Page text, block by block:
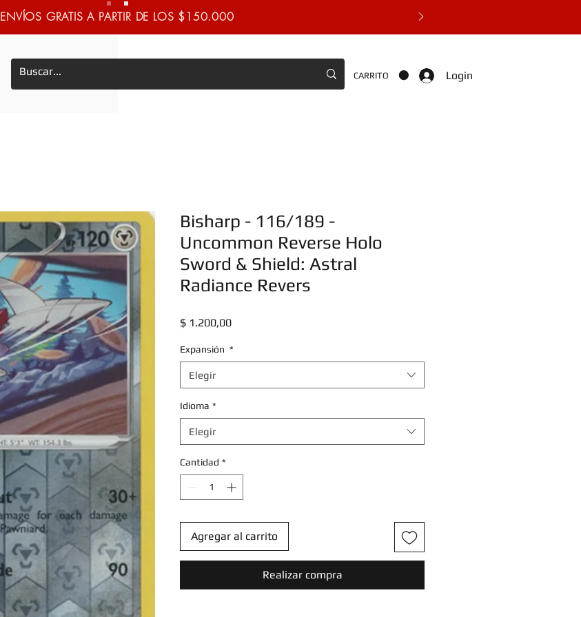
ENVÍOS GRATIS A PARTIR DE LOS $150.000
CARRITO Login
Bisharp - 116/189 -
Uncommon Reverse Holo
Sword & Shield: Astral
Radiance Revers
$ 1.200,00Precio
Expansión *
Elegir
Idioma *
Elegir
Cantidad *
Agregar al carrito
Realizar compra